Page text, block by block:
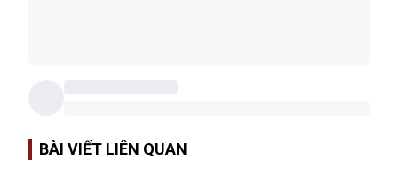
BÀI VIẾT LIÊN QUAN